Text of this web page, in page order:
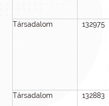
Társadalom 132975
Társadalom 132883